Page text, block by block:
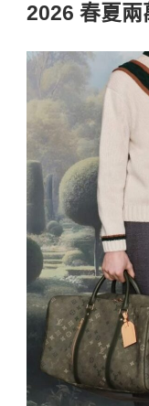
2026 春夏